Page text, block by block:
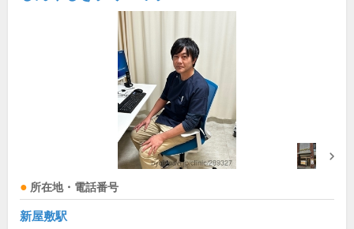
所在地・電話番号
新屋敷駅